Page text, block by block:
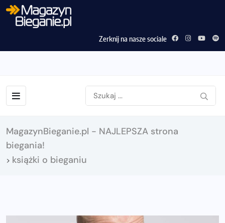
Zerknij na nasze sociale
MagazynBieganie.pl - NAJLEPSZA strona
biegania!
> książki o bieganiu